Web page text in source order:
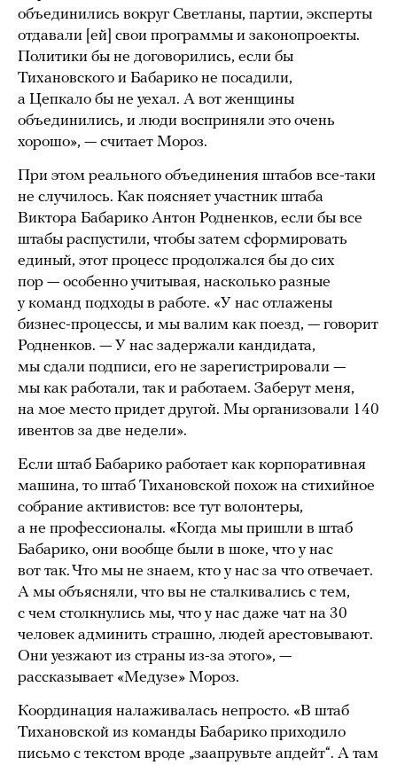
объединились вокруг Светланы, партии, эксперты
отдавали [ей] свои программы и законопроекты.
Политики бы не договорились, если бы
Тихановского и Бабарико не посадили,
а Цепкало бы не уехал. А вот женщины
объединились, и люди восприняли это очень
хорошо», — считает Мороз.
При этом реального объединения штабов все-таки
не случилось. Как поясняет участник штаба
Виктора Бабарико Антон Родненков, если бы все
штабы распустили, чтобы затем сформировать
единый, этот процесс продолжался бы до сих
пор — особенно учитывая, насколько разные
у команд подходы в работе. «У нас отлажены
бизнес-процессы, и мы валим как поезд, — говорит
Родненков. — У нас задержали кандидата,
мы сдали подписи, его не зарегистрировали —
мы как работали, так и работаем. Заберут меня,
на мое место придет другой. Мы организовали 140
ивентов за две недели».
Если штаб Бабарико работает как корпоративная
машина, то штаб Тихановской похож на стихийное
собрание активистов: все тут волонтеры,
а не профессионалы. «Когда мы пришли в штаб
Бабарико, они вообще были в шоке, что у нас
вот так. Что мы не знаем, кто у нас за что отвечает.
А мы объясняли, что вы не сталкивались с тем,
с чем столкнулись мы, что у нас даже чат на 30
человек админить страшно, людей арестовывают.
Они уезжают из страны из-за этого», —
рассказывает «Медузе» Мороз.
Координация налаживалась непросто. «В штаб
Тихановской из команды Бабарико приходило
письмо с текстом вроде „заапрувьте апдейт“. А там